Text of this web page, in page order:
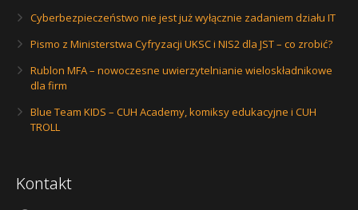
Cyberbezpieczeństwo nie jest już wyłącznie zadaniem działu IT
Pismo z Ministerstwa Cyfryzacji UKSC i NIS2 dla JST – co zrobić?
Rublon MFA – nowoczesne uwierzytelnianie wieloskładnikowe
dla firm
Blue Team KIDS – CUH Academy, komiksy edukacyjne i CUH
TROLL
Kontakt